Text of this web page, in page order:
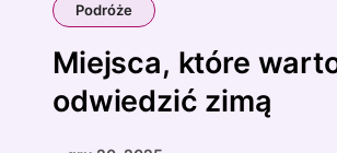
Podróże
Miejsca, które
odwiedzić zimą